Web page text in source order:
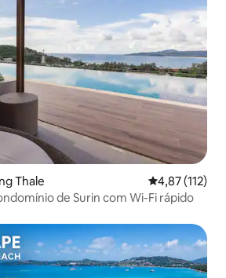
Thale 4,87 de uma
4,87 (112)
de Surin com Wi-Fi rápido